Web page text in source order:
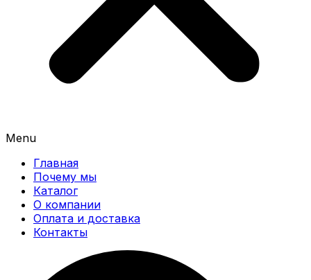
Menu
Главная
Почему мы
Каталог
О компании
Оплата и доставка
Контакты